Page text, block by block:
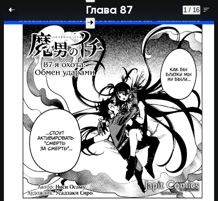
Глава 87 1 / 16